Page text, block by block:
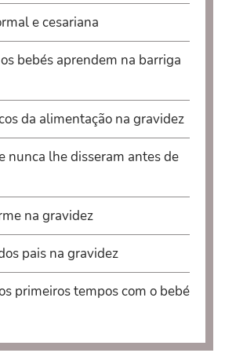
e cesariana
bebés aprendem na barriga
da alimentação na gravidez
nunca lhe disseram antes de
na gravidez
pais na gravidez
primeiros tempos com o bebé